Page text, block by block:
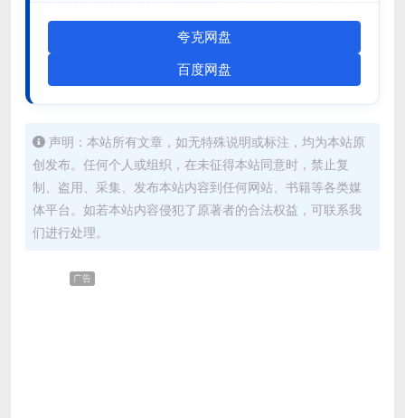
夸克网盘
百度网盘
声明：本站所有文章，如无特殊说明或标注，均为本站原
创发布。任何个人或组织，在未征得本站同意时，禁止复
制、盗用、采集、发布本站内容到任何网站、书籍等各类媒
体平台。如若本站内容侵犯了原著者的合法权益，可联系我
们进行处理。
广告